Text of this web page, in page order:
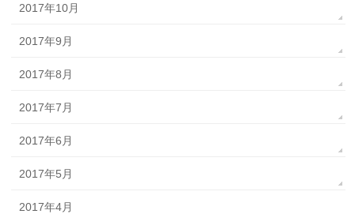
2017年10月
2017年9月
2017年8月
2017年7月
2017年6月
2017年5月
2017年4月